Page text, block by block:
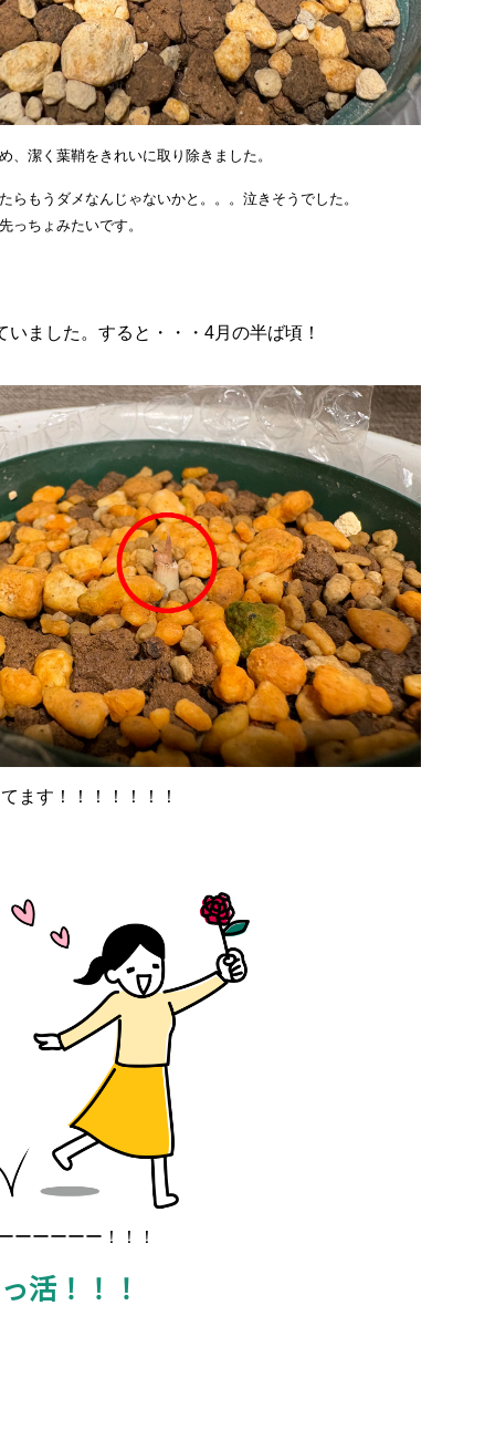
、潔く葉鞘をきれいに取り除きました。
らもうダメなんじゃないかと。。。泣きそうでした。
っちょみたいです。
ました。すると・・・4月の半ば頃！
ます！！！！！！！
ーーーーー！！！
活！！！